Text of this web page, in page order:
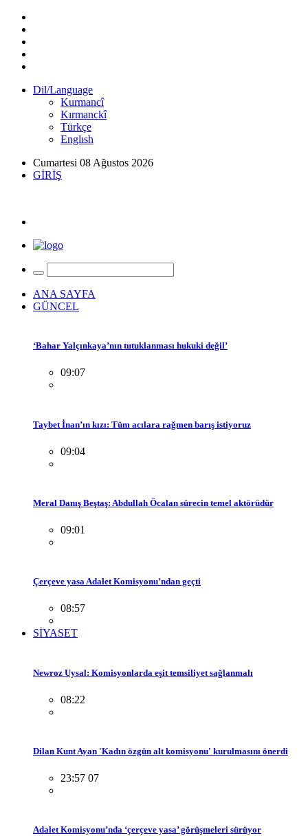
Dil/Language
Kurmancî
Kırmanckî
Türkçe
Englısh
Cumartesi 08 Ağustos 2026
GİRİŞ
ANA SAYFA
GÜNCEL
‘Bahar Yalçınkaya’nın tutuklanması hukuki değil’
09:07
Taybet İnan’ın kızı: Tüm acılara rağmen barış istiyoruz
09:04
Meral Danış Beştaş: Abdullah Öcalan sürecin temel aktörüdür
09:01
Çerçeve yasa Adalet Komisyonu’ndan geçti
08:57
SİYASET
Newroz Uysal: Komisyonlarda eşit temsiliyet sağlanmalı
08:22
Dilan Kunt Ayan 'Kadın özgün alt komisyonu' kurulmasını önerdi
23:57 07
Adalet Komisyonu’nda ‘çerçeve yasa’ görüşmeleri sürüyor